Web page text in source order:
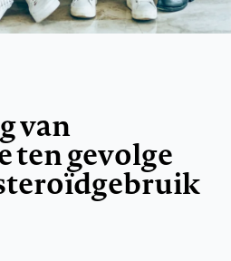
van
ten gevolge